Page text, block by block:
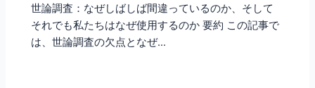
世論調査：なぜしばしば間違っているのか、そして
それでも私たちはなぜ使用するのか 要約 この記事で
は、世論調査の欠点となぜ…